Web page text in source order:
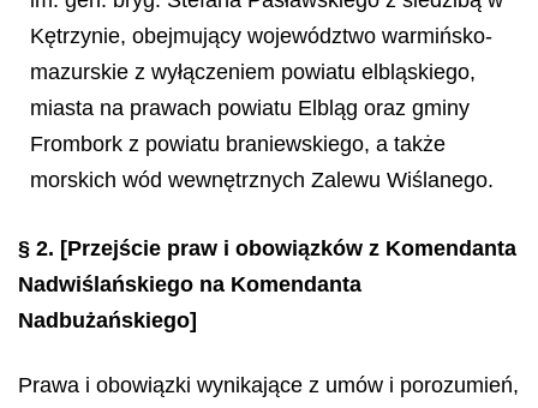
Kętrzynie, obejmujący województwo warmińsko-
mazurskie z wyłączeniem powiatu elbląskiego,
miasta na prawach powiatu Elbląg oraz gminy
Frombork z powiatu braniewskiego, a także
morskich wód wewnętrznych Zalewu Wiślanego.
§ 2. [Przejście praw i obowiązków z Komendanta
Nadwiślańskiego na Komendanta
Nadbużańskiego]
Prawa i obowiązki wynikające z umów i porozumień,